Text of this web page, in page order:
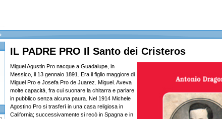
IL PADRE PRO Il Santo dei Cristeros
Miguel Agustin Pro nacque a Guadalupe, in
Messico, il 13 gennaio 1891. Era il figlio maggiore di
Miguel Pro e Josefa Pro de Juarez. Miguel. Aveva
molte capacità, fra cui suonare la chitarra e parlare
in pubblico senza alcuna paura. Nel 1914 Michele
Agostino Pro si trasferì in una casa religiosa in
California; successivamente si recò in Spagna e in